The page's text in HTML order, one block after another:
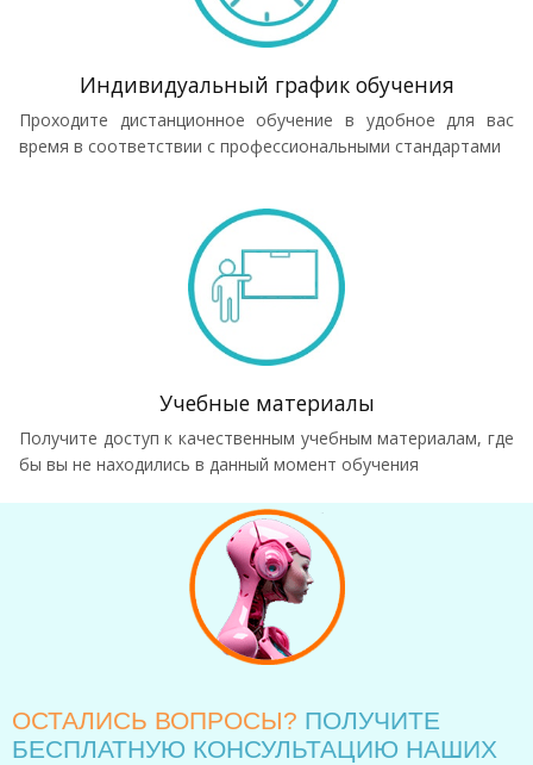
Индивидуальный график обучения
Проходите дистанционное обучение в удобное для вас
время в соответствии с профессиональными стандартами
Учебные материалы
Получите доступ к качественным учебным материалам, где
бы вы не находились в данный момент обучения